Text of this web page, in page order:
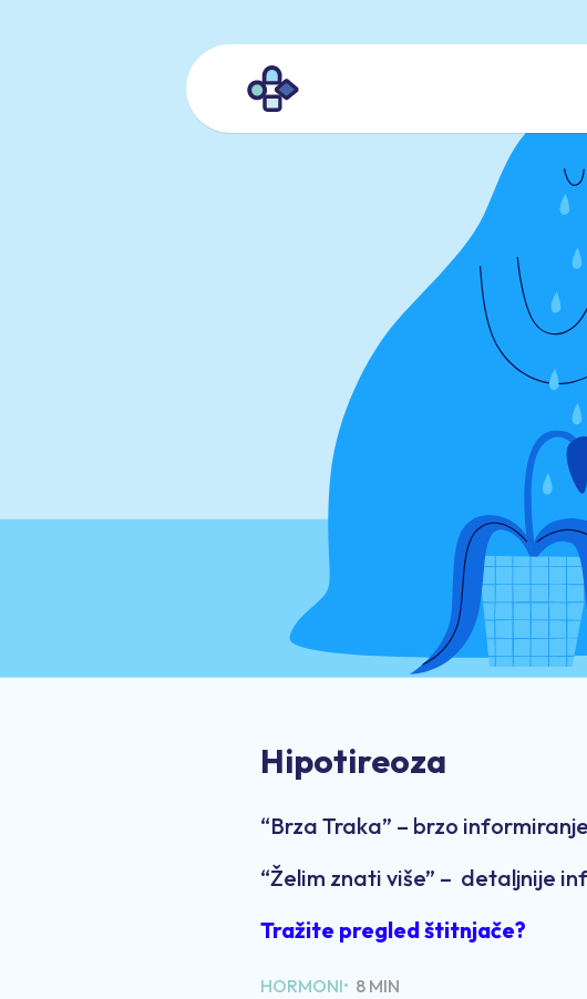
Hipotireoza
“Brza Traka” – brzo informiranje
“Želim znati više” – detaljnije
Tražite pregled štitnjače?
HORMONI• 8 MIN